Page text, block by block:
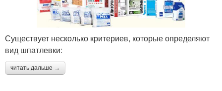
Существует несколько критериев, которые определяют
вид шпатлевки:
читать дальше →